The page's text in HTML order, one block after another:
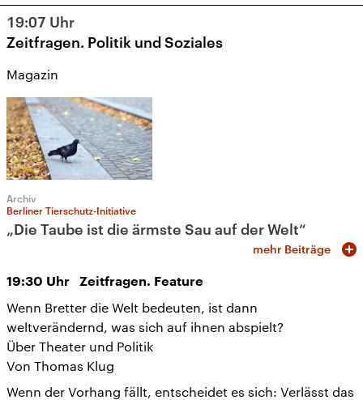
19:07 Uhr
Zeitfragen. Politik und Soziales
Magazin
Archiv
Berliner Tierschutz-Initiative
„Die Taube ist die ärmste Sau auf der Welt“
mehr Beiträge
19:30 Uhr Zeitfragen. Feature
Wenn Bretter die Welt bedeuten, ist dann
weltverändernd, was sich auf ihnen abspielt?
Über Theater und Politik
Von Thomas Klug
Wenn der Vorhang fällt, entscheidet es sich: Verlässt das